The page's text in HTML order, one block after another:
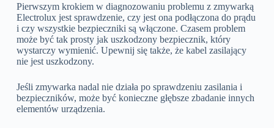
Pierwszym krokiem w diagnozowaniu problemu z zmywarką
Electrolux jest sprawdzenie, czy jest ona podłączona do prądu
i czy wszystkie bezpieczniki są włączone. Czasem problem
może być tak prosty jak uszkodzony bezpiecznik, który
wystarczy wymienić. Upewnij się także, że kabel zasilający
nie jest uszkodzony.
Jeśli zmywarka nadal nie działa po sprawdzeniu zasilania i
bezpieczników, może być konieczne głębsze zbadanie innych
elementów urządzenia.